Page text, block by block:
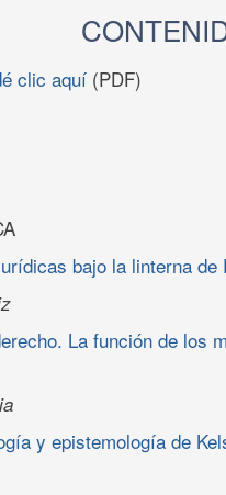
clic aquí (PDF)
bajo la linterna de
La función de los
y epistemología de